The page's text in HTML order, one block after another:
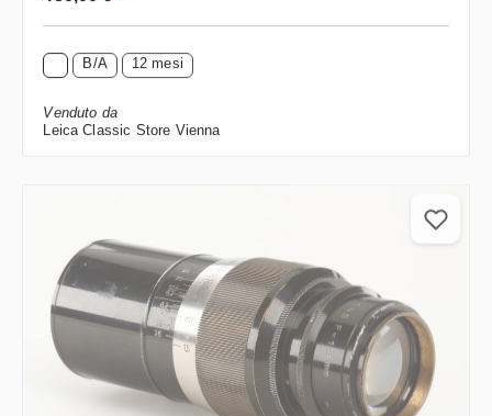
B/A 12 mesi
Venduto da
Leica Classic Store Vienna